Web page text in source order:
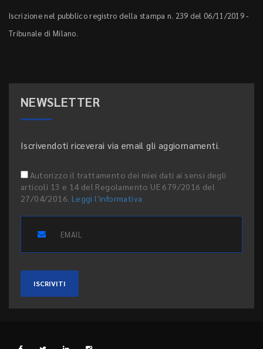
Iscrizione nel pubblico registro della stampa n. 239 del 06/11/2019 -
Tribunale di Milano.
NEWSLETTER
Iscrivendoti riceverai via email gli aggiornamenti.
Autorizzo il trattamento dei miei dati ai sensi degli
articoli 13 e 14 del Regolamento UE 679/2016 del
27/04/2016. Leggi l'informativa
ISCRIVITI